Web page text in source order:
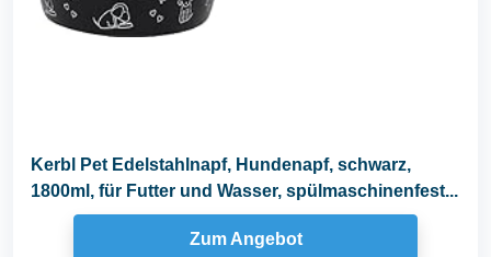
Kerbl Pet Edelstahlnapf, Hundenapf, schwarz,
1800ml, für Futter und Wasser, spülmaschinenfest...
Zum Angebot